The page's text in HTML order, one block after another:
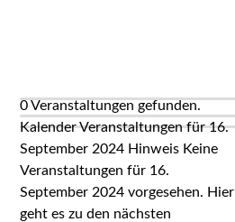
0 Veranstaltungen gefunden.
Kalender Veranstaltungen für 16.
September 2024 Hinweis Keine
Veranstaltungen für 16.
September 2024 vorgesehen. Hier
geht es zu den nächsten